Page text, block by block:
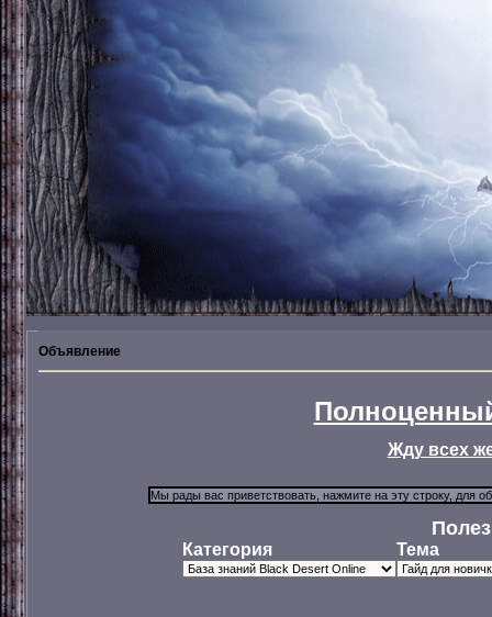
Объявление
Жду всех
Категория Тема